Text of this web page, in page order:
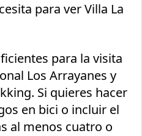
para ver Villa La
para la visita
Los Arrayanes y
Si quieres hacer
en bici o incluir el
al menos cuatro o